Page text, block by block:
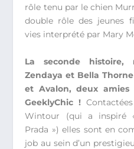
rôle tenu par le chien
double rôle des jeunes
vies interprété par Mary
La seconde
Zendaya et Bella
et Avalon, deux amies
GeeklyChic !
Wintour (qui a inspiré
Prada ») elles sont en
job au sein d’un